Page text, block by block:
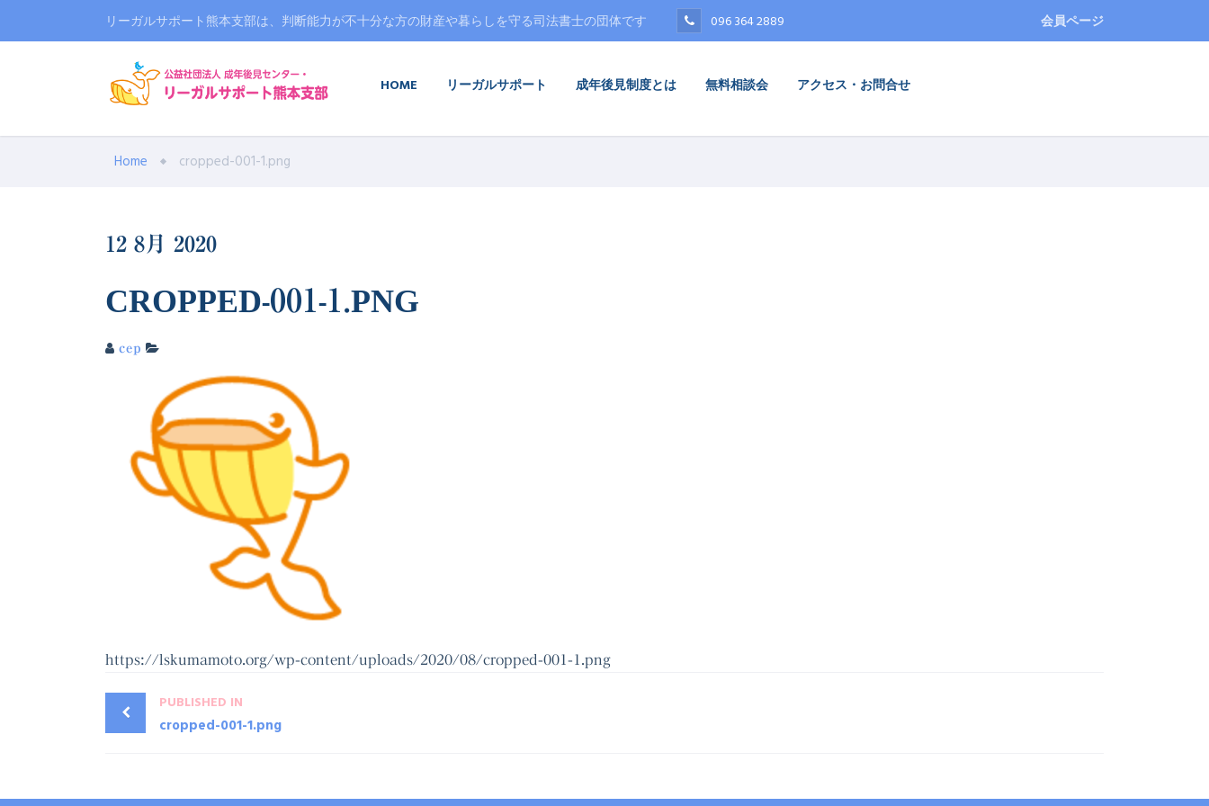
リーガルサポート熊本支部は、判断能力が不十分な方の財産や暮らしを守る司法書士の団体です 096 364 2889 会員ページ
HOME リーガルサポート 成年後見制度とは 無料相談会 アクセス・お問合せ
Home cropped-001-1.png
12 8月 2020
CROPPED-001-1.PNG
cep
https://lskumamoto.org/wp-content/uploads/2020/08/cropped-001-1.png
PUBLISHED IN
cropped-001-1.png